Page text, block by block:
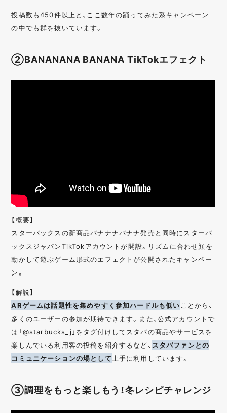
投稿数も450件以上と、ここ数年の踊ってみた系キャンペーン
の中でも群を抜いています。
②BANANANA BANANA TikTokエフェクト
【概要】
スターバックスの新商品バナナナバナナ発売と同時にスターバ
ックスジャパンTikTokアカウントが開設。リズムに合わせ顔を
動かして遊ぶゲーム形式のエフェクトが公開されたキャンペー
ン。
【解説】
ARゲームは話題性を集めやすく参加ハードルも低い ことから、
多くのユーザーの参加が期待できます。また、公式アカウントで
は「@starbucks_j」をタグ付けしてスタバの商品やサービスを
楽しんでいる利用客の投稿を紹介するなど、 スタバファンとの
コミュニケーションの場として 上手に利用しています。
③調理をもっと楽しもう！冬レシピチャレンジ